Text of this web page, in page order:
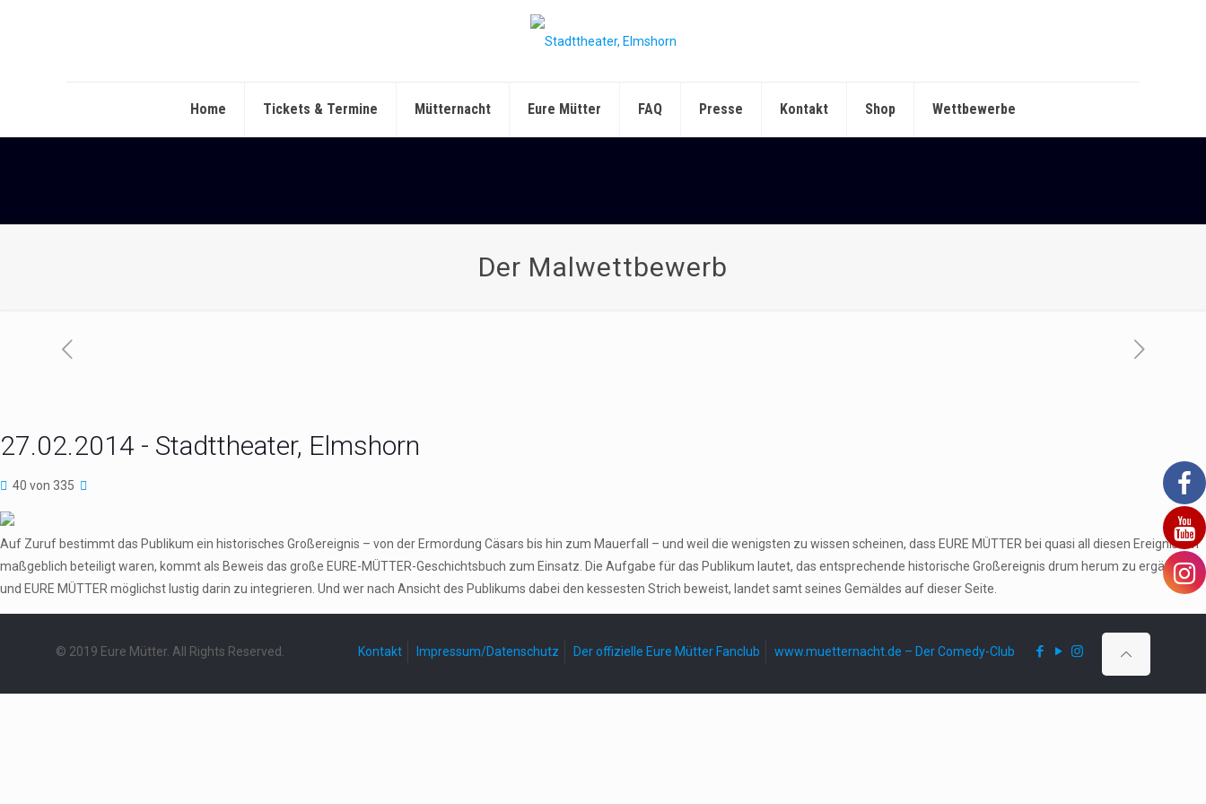
Home Tickets & Termine Mütternacht Eure Mütter FAQ Presse Kontakt Shop Wettbewerbe
Der Malwettbewerb
27.02.2014 - Stadttheater, Elmshorn
40 von 335
Auf Zuruf bestimmt das Publikum ein historisches Großereignis – von der Ermordung Cäsars bis hin zum Mauerfall – und weil die wenigsten zu wissen scheinen, dass EURE MÜTTER bei quasi all diesen Ereignissen
maßgeblich beteiligt waren, kommt als Beweis das große EURE-MÜTTER-Geschichtsbuch zum Einsatz. Die Aufgabe für das Publikum lautet, das entsprechende historische Großereignis drum herum zu ergänzen
und EURE MÜTTER möglichst lustig darin zu integrieren. Und wer nach Ansicht des Publikums dabei den kessesten Strich beweist, landet samt seines Gemäldes auf dieser Seite.
© 2019 Eure Mütter. All Rights Reserved. Kontakt Impressum/Datenschutz Der offizielle Eure Mütter Fanclub www.muetternacht.de – Der Comedy-Club